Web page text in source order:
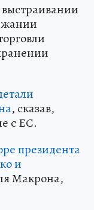
выстраивании
, сказав,
с ЕС.
президента
и
Макрона,